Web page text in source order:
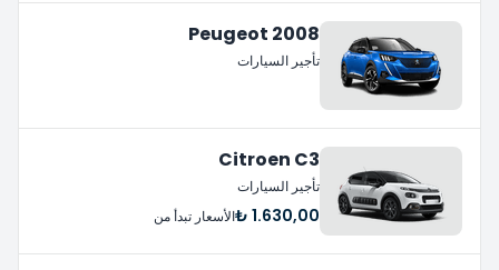
Peugeot 2008
تأجير السيارات
Citroen C3
تأجير السيارات
1.630,00 ₺ الأسعار تبدأ من